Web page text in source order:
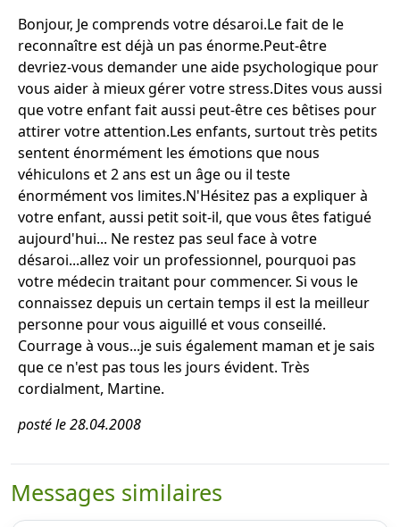
Bonjour, Je comprends votre désaroi.Le fait de le
reconnaître est déjà un pas énorme.Peut-être
devriez-vous demander une aide psychologique pour
vous aider à mieux gérer votre stress.Dites vous aussi
que votre enfant fait aussi peut-être ces bêtises pour
attirer votre attention.Les enfants, surtout très petits
sentent énormément les émotions que nous
véhiculons et 2 ans est un âge ou il teste
énormément vos limites.N'Hésitez pas a expliquer à
votre enfant, aussi petit soit-il, que vous êtes fatigué
aujourd'hui... Ne restez pas seul face à votre
désaroi...allez voir un professionnel, pourquoi pas
votre médecin traitant pour commencer. Si vous le
connaissez depuis un certain temps il est la meilleur
personne pour vous aiguillé et vous conseillé.
Courrage à vous...je suis également maman et je sais
que ce n'est pas tous les jours évident. Très
cordialment, Martine.
posté le 28.04.2008
Messages similaires